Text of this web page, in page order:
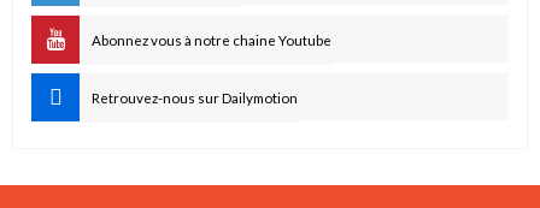
Abonnez vous à notre chaine Youtube
Retrouvez-nous sur Dailymotion